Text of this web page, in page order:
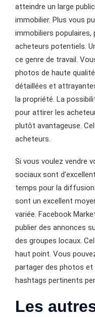
atteindre un large
immobilier. Plus vous
immobiliers
acheteurs potentiels.
ce genre de travail.
photos de haute
détaillées et
la propriété. La
pour attirer les
plutôt avantageuse.
acheteurs.
Si vous voulez vendre
sociaux sont
temps pour la
sont un excellent
variée. Facebook
publier des annonces
des groupes locaux.
haut point. Vous
partager des photos et
hashtags pertinents
Les